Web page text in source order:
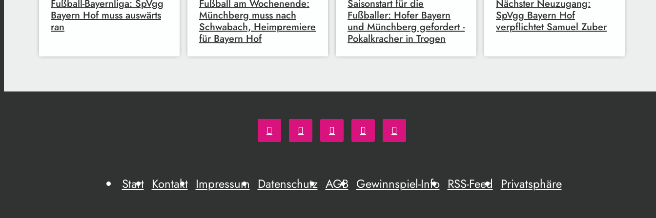
Fußball-Bayernliga: SpVgg
Bayern Hof muss auswärts
ran
Fußball am Wochenende:
Münchberg muss nach
Schwabach, Heimpremiere
für Bayern Hof
Saisonstart für die
Fußballer: Hofer Bayern
und Münchberg gefordert -
Pokalkracher in Trogen
Nächster Neuzugang:
SpVgg Bayern Hof
verpflichtet Samuel Zuber
Start Kontakt Impressum Datenschutz AGB Gewinnspiel-Info RSS-Feed Privatsphäre